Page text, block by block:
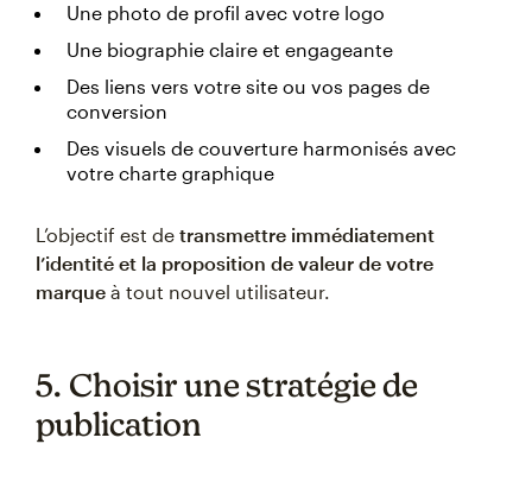
Une photo de profil avec votre logo
Une biographie claire et engageante
Des liens vers votre site ou vos pages de
conversion
Des visuels de couverture harmonisés avec
votre charte graphique
L’objectif est de transmettre immédiatement
l’identité et la proposition de valeur de votre
marque à tout nouvel utilisateur.
5. Choisir une stratégie de
publication